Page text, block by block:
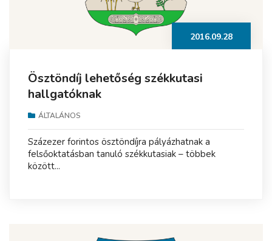
2016.09.28
Ösztöndíj lehetőség székkutasi
hallgatóknak
ÁLTALÁNOS
Százezer forintos ösztöndíjra pályázhatnak a
felsőoktatásban tanuló székkutasiak – többek
között...